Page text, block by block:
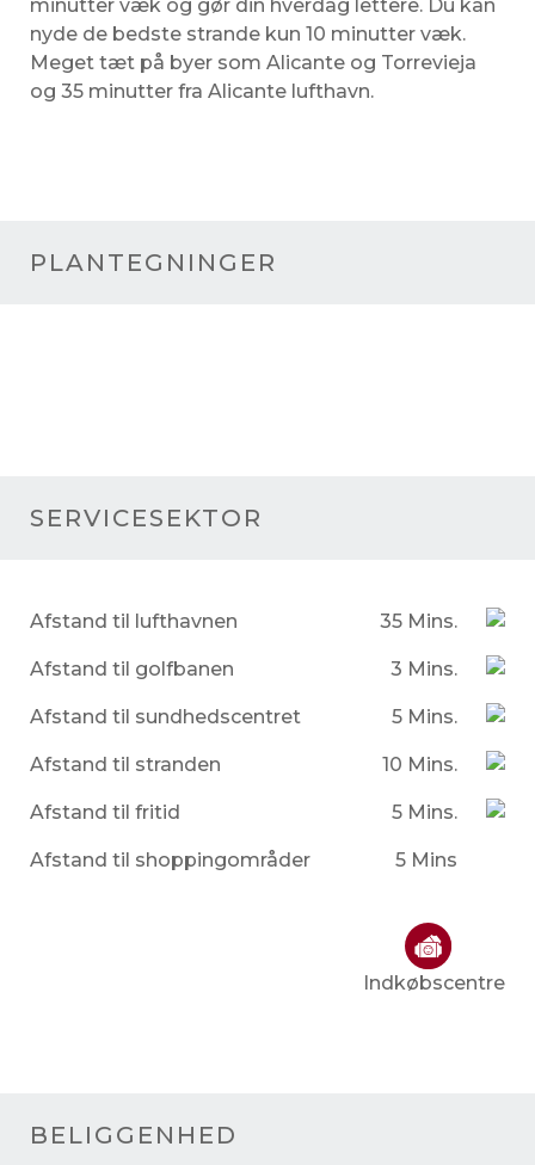
minutter væk og gør din hverdag lettere. Du kan
nyde de bedste strande kun 10 minutter væk.
Meget tæt på byer som Alicante og Torrevieja
og 35 minutter fra Alicante lufthavn.
PLANTEGNINGER
SERVICESEKTOR
Afstand til lufthavnen 35 Mins.
Afstand til golfbanen 3 Mins.
Afstand til sundhedscentret 5 Mins.
Afstand til stranden 10 Mins.
Afstand til fritid 5 Mins.
Afstand til shoppingområder 5 Mins
Indkøbscentre
BELIGGENHED